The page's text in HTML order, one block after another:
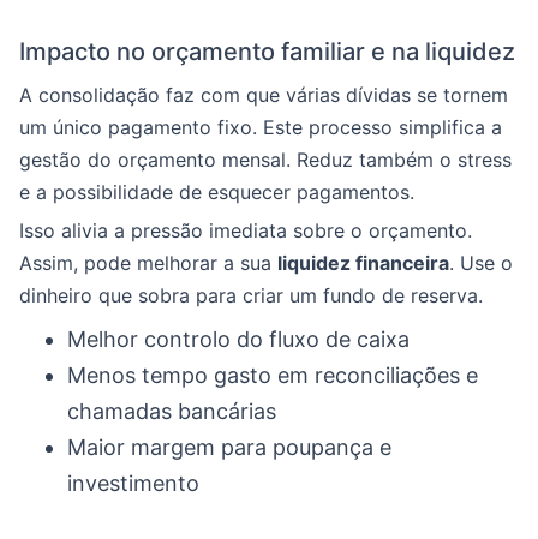
Impacto no orçamento familiar e na liquidez
A consolidação faz com que várias dívidas se tornem
um único pagamento fixo. Este processo simplifica a
gestão do orçamento mensal. Reduz também o stress
e a possibilidade de esquecer pagamentos.
Isso alivia a pressão imediata sobre o orçamento.
Assim, pode melhorar a sua liquidez financeira. Use o
dinheiro que sobra para criar um fundo de reserva.
Melhor controlo do fluxo de caixa
Menos tempo gasto em reconciliações e
chamadas bancárias
Maior margem para poupança e
investimento